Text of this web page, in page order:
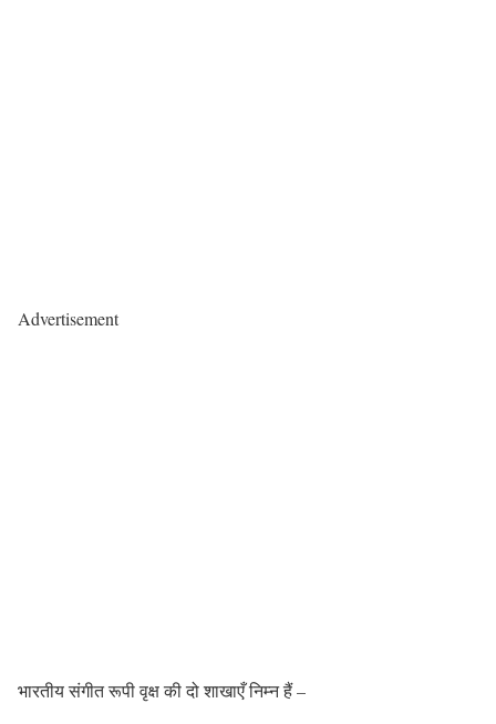
Advertisement
भारतीय संगीत रूपी वृक्ष की दो शाखाएँ निम्न हैं –